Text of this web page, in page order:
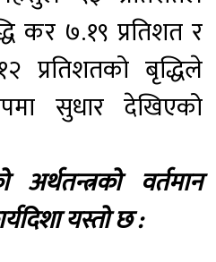
कर ७.१९ प्रतिशत र
बृद्धिले
सुधार देखिएको
वर्तमान
यस्तो छ :